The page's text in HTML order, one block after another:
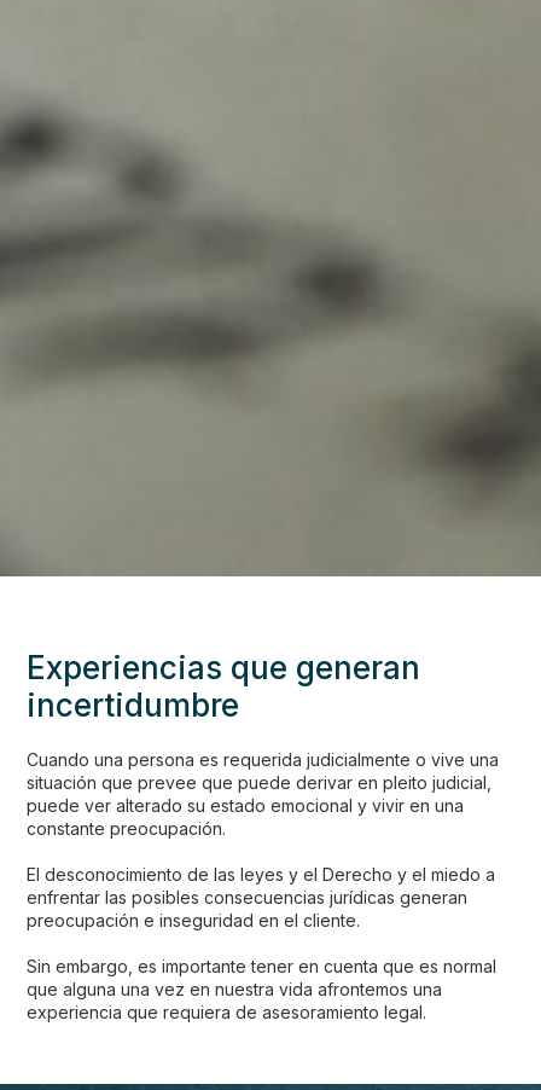
Experiencias que generan
incertidumbre
Cuando una persona es requerida judicialmente o vive una
situación que prevee que puede derivar en pleito judicial,
puede ver alterado su estado emocional y vivir en una
constante preocupación.
El desconocimiento de las leyes y el Derecho y el miedo a
enfrentar las posibles consecuencias jurídicas generan
preocupación e inseguridad en el cliente.
Sin embargo, es importante tener en cuenta que es normal
que alguna una vez en nuestra vida afrontemos una
experiencia que requiera de asesoramiento legal.